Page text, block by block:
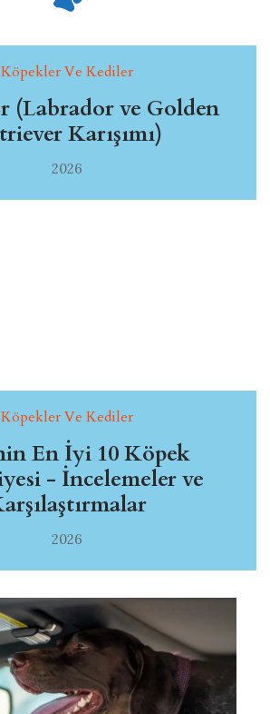
Köpekler Ve Kediler
(Labrador ve Golden
Karışımı)
2026
Köpekler Ve Kediler
En İyi 10 Köpek
- İncelemeler ve
2026